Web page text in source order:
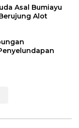
Asal Bumiayu
Alot